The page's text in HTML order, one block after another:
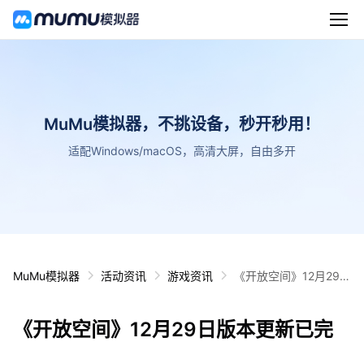
MuMu模拟器，不挑设备，秒开秒用！
适配Windows/macOS，高清大屏，自由多开
MuMu模拟器 活动资讯 游戏资讯
《开放空间》12月29日
《开放空间》12月29日版本更新已完